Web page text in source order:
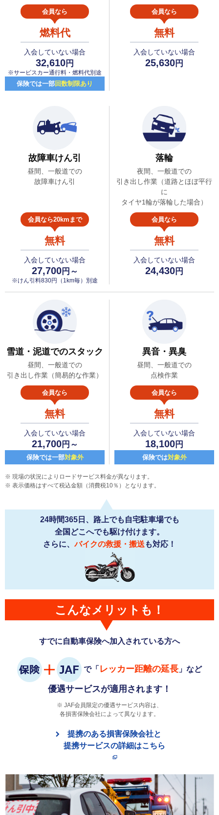
会員なら
燃料代
入会していない場合
32,610円
※サービスカー通行料・燃料代別途
保険では一部回数制限あり
会員なら
無料
入会していない場合
25,630円
故障車けん引
昼間、一般道での
故障車けん引
会員なら20kmまで
無料
入会していない場合
27,700円～
※けん引料830円（1km毎）別途
落輪
夜間、一般道での
引き出し作業（道路とほぼ平行
に
タイヤ1輪が落輪した場合）
会員なら
無料
入会していない場合
24,430円
雪道・泥道でのスタック
昼間、一般道での
引き出し作業（簡易的な作業）
会員なら
無料
入会していない場合
21,700円～
保険では一部対象外
異音・異臭
昼間、一般道での
点検作業
会員なら
無料
入会していない場合
18,100円
保険では対象外
現場の状況によりロードサービス料金が異なります。
表示価格はすべて税込金額（消費税10％）となります。
24時間365日、路上でも自宅駐車場でも
全国どこへでも駆け付けます。
さらに、バイクの救援・搬送 も対応！
こんなメリットも！
すでに自動車保険へ加入されている方へ
で「 レッカー距離の延長 」など
優遇サービスが適用されます！
JAF会員限定の優遇サービス内容は、
各損害保険会社によって異なります。
提携のある損害保険会社と
提携サービスの詳細はこちら